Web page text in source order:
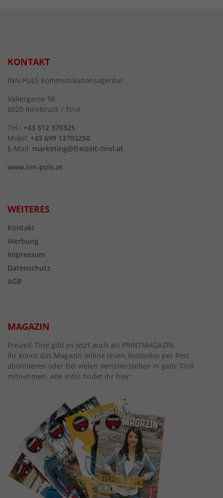
KONTAKT
INN.PULS Kommunikationsagentur
Valiergasse 58
6020 Innsbruck / Tirol
Tel.: +43 512 370325
Mobil: +43 699 13703250
E-Mail: marketing@freizeit-tirol.at
www.inn-puls.at
WEITERES
Kontakt
Werbung
Impressum
Datenschutz
AGB
MAGAZIN
Freizeit-Tirol gibt es jetzt auch als PRINTMAGAZIN.
Ihr könnt das Magazin online lesen, kostenlos per Post
abonnieren oder bei vielen Verteilerstellen in ganz Tirol
mitnehmen. Alle Infos findet ihr hier: